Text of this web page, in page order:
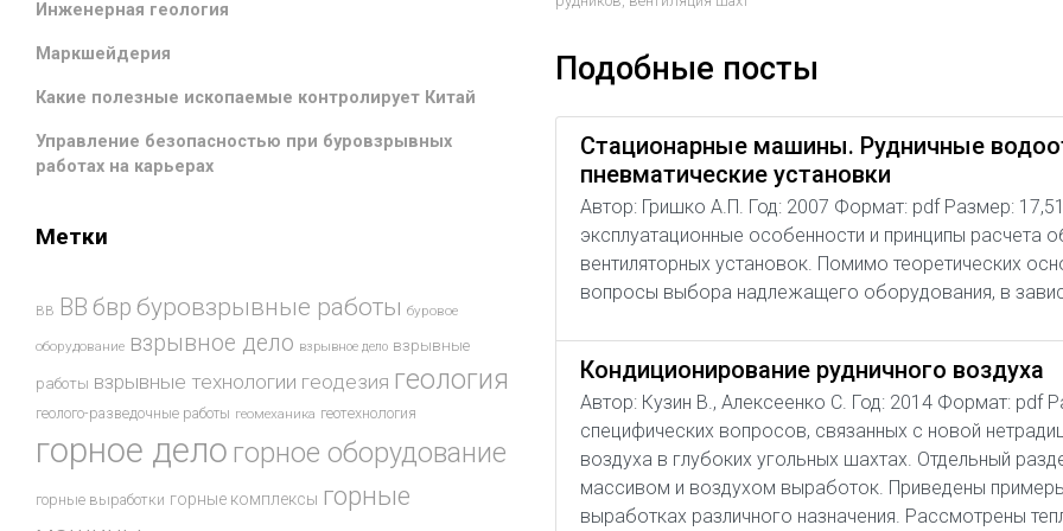
Подобные посты
Стационарные машины. Рудничные
пневматические установки
Автор: Гришко А.П. Год: 2007 Формат: pdf Размер:
эксплуатационные особенности и принципы расчета
вентиляторных установок. Помимо теоретических
вопросы выбора надлежащего оборудования, в
Кондиционирование рудничного воздуха
Автор: Кузин В., Алексеенко С. Год: 2014 Формат:
специфических вопросов, связанных с новой
воздуха в глубоких угольных шахтах. Отдельный
массивом и воздухом выработок. Приведены
выработках различного назначения. Рассмотрены
Инженерная геология
Маркшейдерия
Какие полезные ископаемые контролирует Китай
Управление безопасностью при буровзрывных
работах на карьерах
Метки
ВВ ВВ бвр буровзрывные работы буровое
оборудование взрывное дело взрывное дело взрывные
работы взрывные технологии геодезия геология
геолого-разведочные работы геомеханика геотехнология
горное дело горное оборудование
горные выработки горные комплексы горные